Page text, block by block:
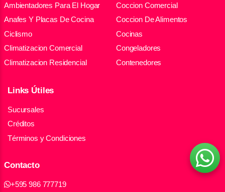
Ambientadores Para El Hogar
Anafes Y Placas De Cocina
Ciclismo
Climatizacion Comercial
Climatizacion Residencial
Coccion Comercial
Coccion De Alimentos
Cocinas
Congeladores
Contenedores
Links Útiles
Sucursales
Créditos
Términos y Condiciones
Contacto
+595 986 777719